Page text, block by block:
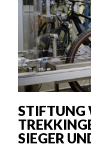
STIFTUNG
SIEGER